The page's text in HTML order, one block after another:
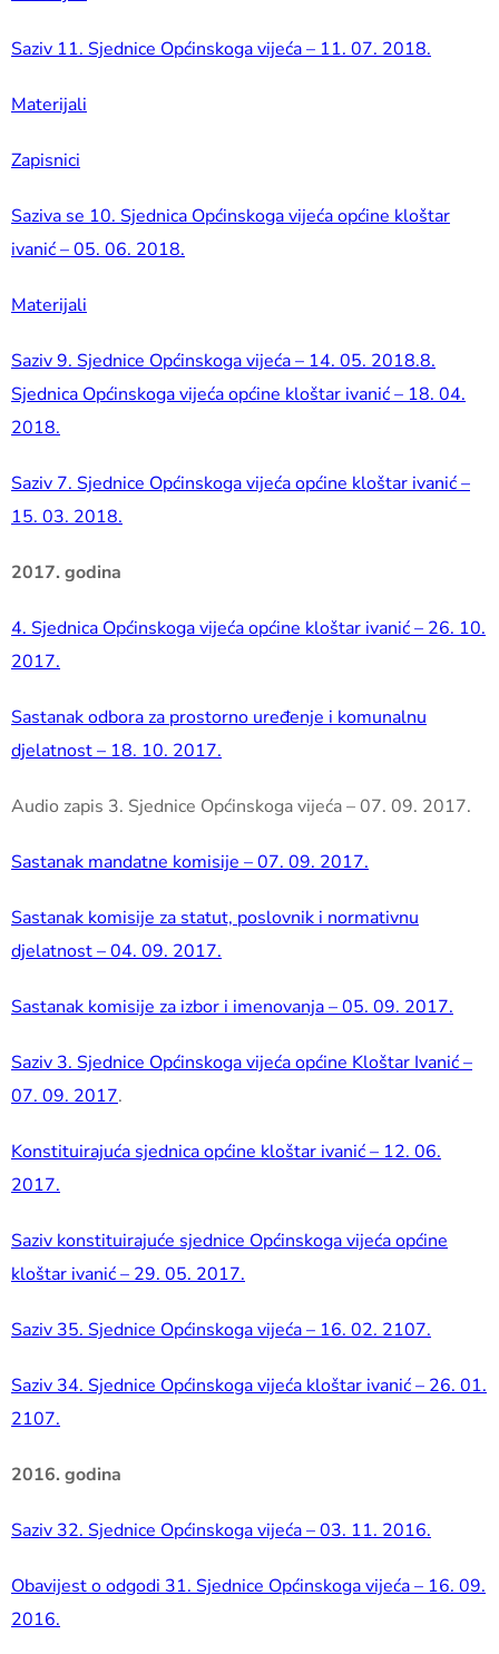
Saziv 11. Sjednice Općinskoga vijeća – 11. 07. 2018.
Materijali
Zapisnici
Saziva se 10. Sjednica Općinskoga vijeća općine kloštar
ivanić – 05. 06. 2018.
Materijali
Saziv 9. Sjednice Općinskoga vijeća – 14. 05. 2018.8.
Sjednica Općinskoga vijeća općine kloštar ivanić – 18. 04.
2018.
Saziv 7. Sjednice Općinskoga vijeća općine kloštar ivanić –
15. 03. 2018.
2017. godina
4. Sjednica Općinskoga vijeća općine kloštar ivanić – 26. 10.
2017.
Sastanak odbora za prostorno uređenje i komunalnu
djelatnost – 18. 10. 2017.
Audio zapis 3. Sjednice Općinskoga vijeća – 07. 09. 2017.
Sastanak mandatne komisije – 07. 09. 2017.
Sastanak komisije za statut, poslovnik i normativnu
djelatnost – 04. 09. 2017.
Sastanak komisije za izbor i imenovanja – 05. 09. 2017.
Saziv 3. Sjednice Općinskoga vijeća općine Kloštar Ivanić –
07. 09. 2017.
Konstituirajuća sjednica općine kloštar ivanić – 12. 06.
2017.
Saziv konstituirajuće sjednice Općinskoga vijeća općine
kloštar ivanić – 29. 05. 2017.
Saziv 35. Sjednice Općinskoga vijeća – 16. 02. 2107.
Saziv 34. Sjednice Općinskoga vijeća kloštar ivanić – 26. 01.
2107.
2016. godina
Saziv 32. Sjednice Općinskoga vijeća – 03. 11. 2016.
Obavijest o odgodi 31. Sjednice Općinskoga vijeća – 16. 09.
2016.